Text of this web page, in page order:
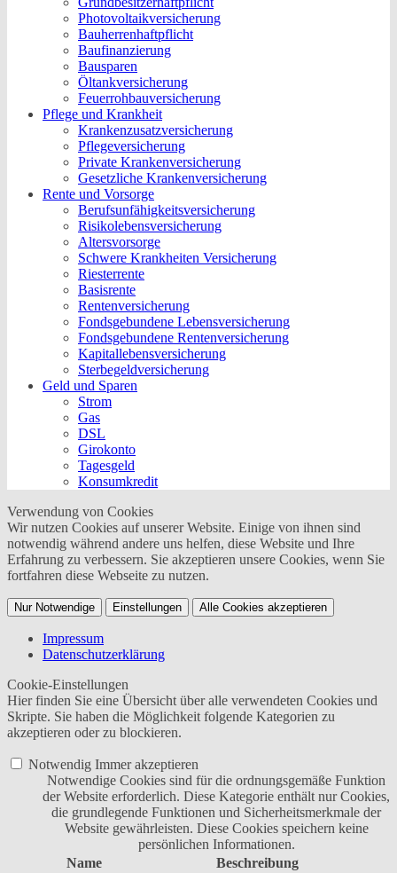
Photovoltaikversicherung
Bauherrenhaftpflicht
Baufinanzierung
Bausparen
Öltankversicherung
Feuerrohbauversicherung
Pflege und Krankheit
Krankenzusatzversicherung
Pflegeversicherung
Private Krankenversicherung
Gesetzliche Krankenversicherung
Rente und Vorsorge
Berufs­unfähigkeitsversicherung
Risikolebensversicherung
Altersvorsorge
Schwere Krankheiten Versicherung
Riesterrente
Basisrente
Rentenversicherung
Fondsgebundene Lebensversicherung
Fondsgebundene Rentenversicherung
Kapitallebensversicherung
Sterbegeldversicherung
Geld und Sparen
Strom
Gas
DSL
Girokonto
Tagesgeld
Konsumkredit
Verwendung von Cookies
Wir nutzen Cookies auf unserer Website. Einige von ihnen sind
notwendig während andere uns helfen, diese Website und Ihre
Erfahrung zu verbessern. Sie akzeptieren unsere Cookies, wenn Sie
fortfahren diese Webseite zu nutzen.
Nur Notwendige Einstellungen Alle Cookies akzeptieren
Impressum
Datenschutzerklärung
Cookie-Einstellungen
Hier finden Sie eine Übersicht über alle verwendeten Cookies und
Skripte. Sie haben die Möglichkeit folgende Kategorien zu
akzeptieren oder zu blockieren.
Notwendig Immer akzeptieren
Notwendige Cookies sind für die ordnungsgemäße Funktion
der Website erforderlich. Diese Kategorie enthält nur Cookies,
die grundlegende Funktionen und Sicherheitsmerkmale der
Website gewährleisten. Diese Cookies speichern keine
persönlichen Informationen.
Name
Beschreibung